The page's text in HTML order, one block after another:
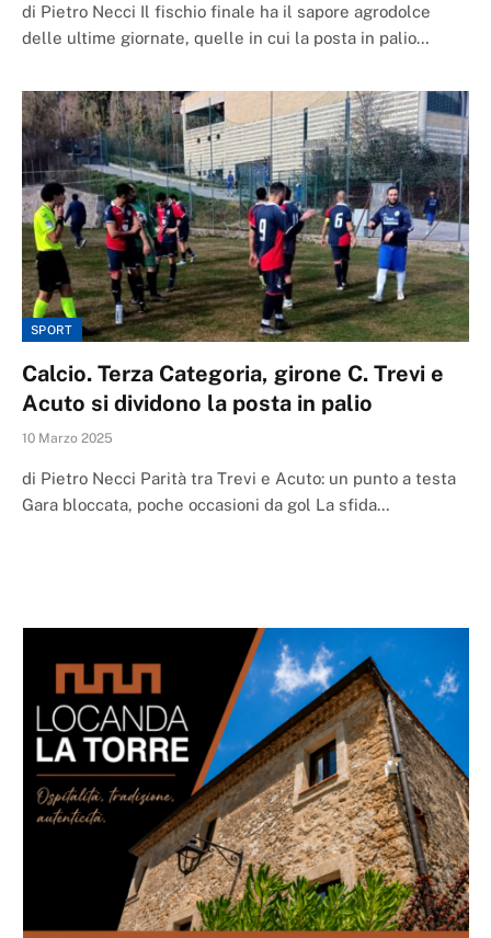
di Pietro Necci Il fischio finale ha il sapore agrodolce
delle ultime giornate, quelle in cui la posta in palio…
SPORT
Calcio. Terza Categoria, girone C. Trevi e
Acuto si dividono la posta in palio
10 Marzo 2025
di Pietro Necci Parità tra Trevi e Acuto: un punto a testa
Gara bloccata, poche occasioni da gol La sfida…